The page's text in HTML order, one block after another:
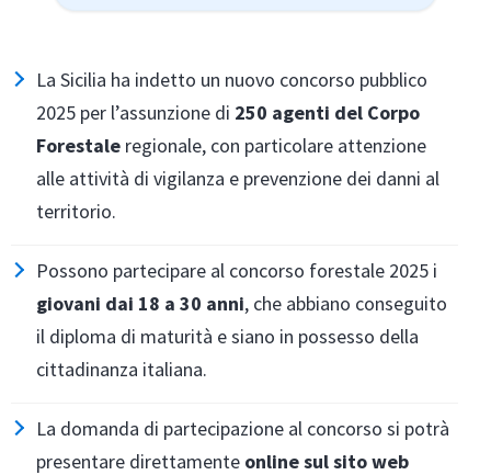
La Sicilia ha indetto un nuovo concorso pubblico
2025 per l’assunzione di 250 agenti del Corpo
Forestale regionale, con particolare attenzione
alle attività di vigilanza e prevenzione dei danni al
territorio.
Possono partecipare al concorso forestale 2025 i
giovani dai 18 a 30 anni, che abbiano conseguito
il diploma di maturità e siano in possesso della
cittadinanza italiana.
La domanda di partecipazione al concorso si potrà
presentare direttamente online sul sito web